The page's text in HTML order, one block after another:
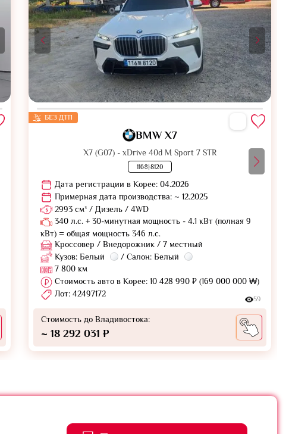
БЕЗ ДТП
BMW X7
X7 (G07) - xDrive 40d M Sport 7 STR
116하8120
Дата регистрации в Корее: 04.2026
Примерная дата производства: ~ 12.2025
2993 см³ / Дизель / 4WD
340 л.с. + 30-минутная мощность - 4.1 кВт (полная 9
кВт) = общая мощность 346 л.с.
Кроссовер / Внедорожник / 7 местный
Кузов: Белый
/ Салон: Белый
7 800 км
Стоимость авто в Корее: 10 428 990 ₽ (169 000 000 ₩)
Лот: 42497172
59
Стоимость до Владивостока:
~ 18 292 031 ₽